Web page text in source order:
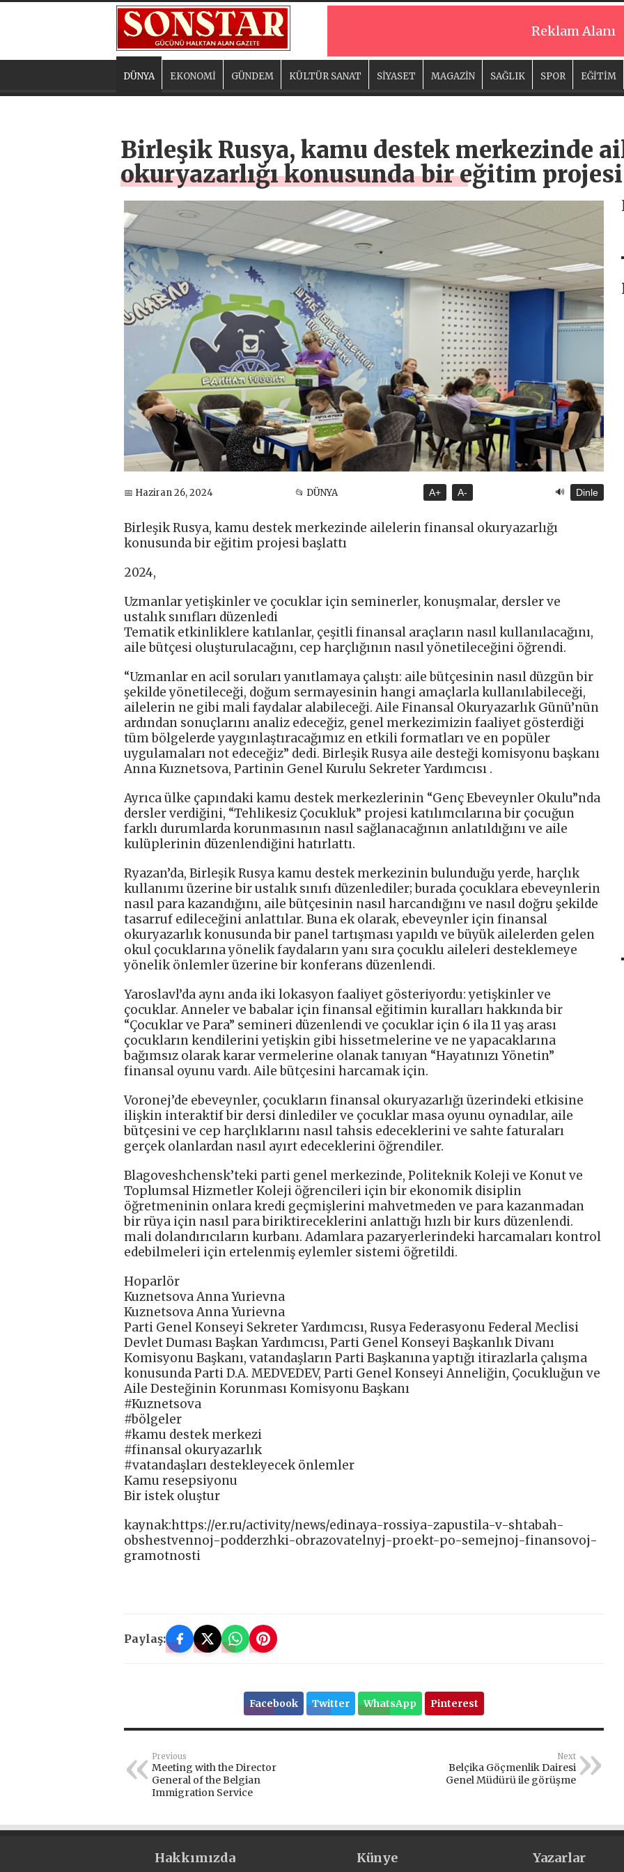
Reklam Alanı
DÜNYA EKONOMİ GÜNDEM KÜLTÜR SANAT SİYASET MAGAZİN SAĞLIK SPOR EĞİTİM
Birleşik Rusya, kamu destek merkezinde
okuryazarlığı konusunda bir eğitim
📅 Haziran 26, 2024 📂 DÜNYA A+ A- 🔊 Dinle
Birleşik Rusya, kamu destek merkezinde ailelerin finansal okuryazarlığı
konusunda bir eğitim projesi başlattı
2024,
Uzmanlar yetişkinler ve çocuklar için seminerler, konuşmalar, dersler ve
ustalık sınıfları düzenledi
Tematik etkinliklere katılanlar, çeşitli finansal araçların nasıl kullanılacağını,
aile bütçesi oluşturulacağını, cep harçlığının nasıl yönetileceğini öğrendi.
“Uzmanlar en acil soruları yanıtlamaya çalıştı: aile bütçesinin nasıl düzgün bir
şekilde yönetileceği, doğum sermayesinin hangi amaçlarla kullanılabileceği,
ailelerin ne gibi mali faydalar alabileceği. Aile Finansal Okuryazarlık Günü’nün
ardından sonuçlarını analiz edeceğiz, genel merkezimizin faaliyet gösterdiği
tüm bölgelerde yaygınlaştıracağımız en etkili formatları ve en popüler
uygulamaları not edeceğiz” dedi. Birleşik Rusya aile desteği komisyonu başkanı
Anna Kuznetsova, Partinin Genel Kurulu Sekreter Yardımcısı .
Ayrıca ülke çapındaki kamu destek merkezlerinin “Genç Ebeveynler Okulu”nda
dersler verdiğini, “Tehlikesiz Çocukluk” projesi katılımcılarına bir çocuğun
farklı durumlarda korunmasının nasıl sağlanacağının anlatıldığını ve aile
kulüplerinin düzenlendiğini hatırlattı.
Ryazan’da, Birleşik Rusya kamu destek merkezinin bulunduğu yerde, harçlık
kullanımı üzerine bir ustalık sınıfı düzenlediler; burada çocuklara ebeveynlerin
nasıl para kazandığını, aile bütçesinin nasıl harcandığını ve nasıl doğru şekilde
tasarruf edileceğini anlattılar. Buna ek olarak, ebeveynler için finansal
okuryazarlık konusunda bir panel tartışması yapıldı ve büyük ailelerden gelen
okul çocuklarına yönelik faydaların yanı sıra çocuklu aileleri desteklemeye
yönelik önlemler üzerine bir konferans düzenlendi.
Yaroslavl’da aynı anda iki lokasyon faaliyet gösteriyordu: yetişkinler ve
çocuklar. Anneler ve babalar için finansal eğitimin kuralları hakkında bir
“Çocuklar ve Para” semineri düzenlendi ve çocuklar için 6 ila 11 yaş arası
çocukların kendilerini yetişkin gibi hissetmelerine ve ne yapacaklarına
bağımsız olarak karar vermelerine olanak tanıyan “Hayatınızı Yönetin”
finansal oyunu vardı. Aile bütçesini harcamak için.
Voronej’de ebeveynler, çocukların finansal okuryazarlığı üzerindeki etkisine
ilişkin interaktif bir dersi dinlediler ve çocuklar masa oyunu oynadılar, aile
bütçesini ve cep harçlıklarını nasıl tahsis edeceklerini ve sahte faturaları
gerçek olanlardan nasıl ayırt edeceklerini öğrendiler.
Blagoveshchensk’teki parti genel merkezinde, Politeknik Koleji ve Konut ve
Toplumsal Hizmetler Koleji öğrencileri için bir ekonomik disiplin
öğretmeninin onlara kredi geçmişlerini mahvetmeden ve para kazanmadan
bir rüya için nasıl para biriktireceklerini anlattığı hızlı bir kurs düzenlendi.
mali dolandırıcıların kurbanı. Adamlara pazaryerlerindeki harcamaları kontrol
edebilmeleri için ertelenmiş eylemler sistemi öğretildi.
Hoparlör
Kuznetsova Anna Yurievna
Kuznetsova Anna Yurievna
Parti Genel Konseyi Sekreter Yardımcısı, Rusya Federasyonu Federal Meclisi
Devlet Duması Başkan Yardımcısı, Parti Genel Konseyi Başkanlık Divanı
Komisyonu Başkanı, vatandaşların Parti Başkanına yaptığı itirazlarla çalışma
konusunda Parti D.A. MEDVEDEV, Parti Genel Konseyi Anneliğin, Çocukluğun ve
Aile Desteğinin Korunması Komisyonu Başkanı
#Kuznetsova
#bölgeler
#kamu destek merkezi
#finansal okuryazarlık
#vatandaşları destekleyecek önlemler
Kamu resepsiyonu
Bir istek oluştur
kaynak:https://er.ru/activity/news/edinaya-rossiya-zapustila-v-shtabah-
obshestvennoj-podderzhki-obrazovatelnyj-proekt-po-semejnoj-finansovoj-
gramotnosti
Paylaş:
Facebook Twitter WhatsApp Pinterest
Previous
Meeting with the Director
General of the Belgian
Immigration Service
Next
Belçika Göçmenlik Dairesi
Genel Müdürü ile görüşme
Hakkımızda Künye Yazarlar